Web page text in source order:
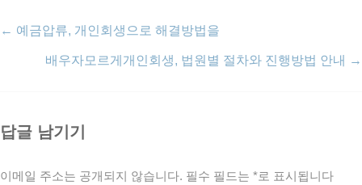
← 예금압류, 개인회생으로 해결방법을
배우자모르게개인회생, 법원별 절차와 진행방법 안내 →
답글 남기기
이메일 주소는 공개되지 않습니다. 필수 필드는 *로 표시됩니다